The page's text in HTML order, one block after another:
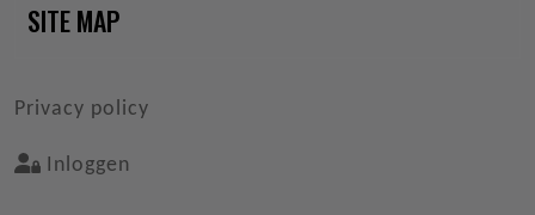
SITE MAP
VOET
Privacy policy
Inloggen